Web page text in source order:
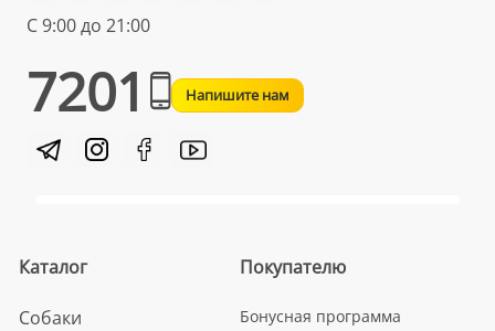
С 9:00 до 21:00
7201 Напишите нам
Каталог
Собаки
Покупателю
Бонусная программа